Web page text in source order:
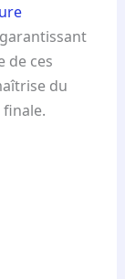
de ces
du